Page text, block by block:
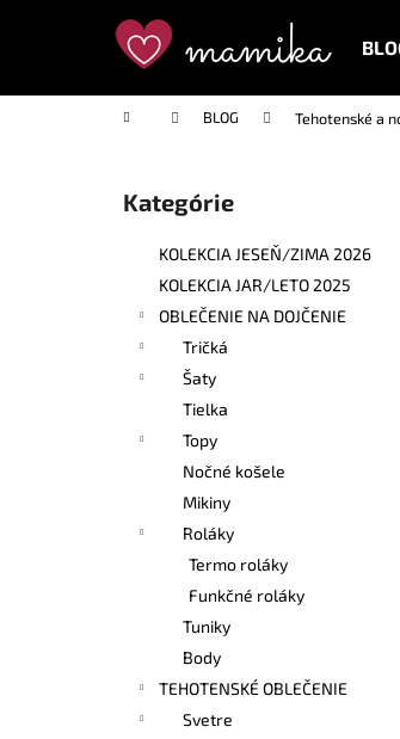
Domov BLOG Tehotenské a
Preskočiť
kategórie
Kategórie
KOLEKCIA JESEŇ/ZIMA 2026
KOLEKCIA JAR/LETO 2025
OBLEČENIE NA DOJČENIE
Tričká
Šaty
Tielka
Topy
Nočné košele
Mikiny
Roláky
Termo roláky
Funkčné roláky
Tuniky
Body
TEHOTENSKÉ OBLEČENIE
Svetre
í
do
do
BAMBUSOVÉ TIELKO NA
€42,90